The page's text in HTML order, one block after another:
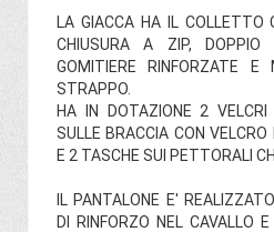
LA GIACCA HA IL COLLETTO
CHIUSURA A ZIP, DOPPIO
GOMITIERE RINFORZATE E
STRAPPO.
HA IN DOTAZIONE 2
SULLE BRACCIA CON
E 2 TASCHE SUI PETTORALI
IL PANTALONE E'
DI RINFORZO NEL CAVALLO